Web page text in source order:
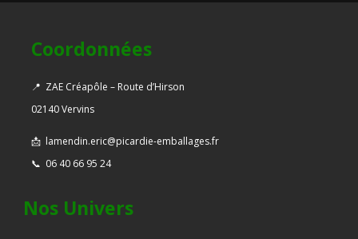
Coordonnées
📍 ZAE Créapôle – Route d’Hirson
02140 Vervins
📩 lamendin.eric@picardie-emballages.fr
📞 06 40 66 95 24
Nos Univers